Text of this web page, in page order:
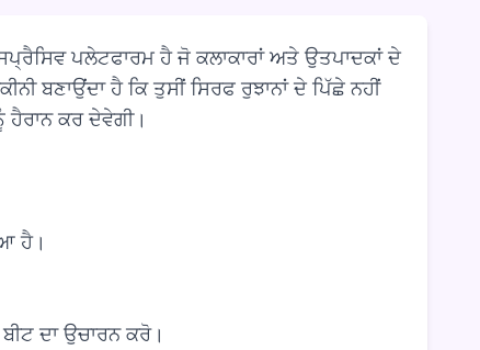
ਪਲੇਟਫਾਰਮ ਹੈ ਜੋ ਕਲਾਕਾਰਾਂ ਅਤੇ ਉਤਪਾਦਕਾਂ ਦੇ
ਬਣਾਉਂਦਾ ਹੈ ਕਿ ਤੁਸੀਂ ਸਿਰਫ ਰੁਝਾਨਾਂ ਦੇ ਪਿੱਛੇ ਨਹੀਂ
ਕਰ ਦੇਵੇਗੀ।
ਹੈ।
ਦਾ ਉਚਾਰਨ ਕਰੋ।